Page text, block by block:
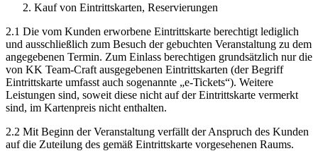
Kauf von Eintrittskarten, Reservierungen
2.1 Die vom Kunden erworbene Eintrittskarte berechtigt lediglich
und ausschließlich zum Besuch der gebuchten Veranstaltung zu dem
angegebenen Termin. Zum Einlass berechtigen grundsätzlich nur die
von KK Team-Craft ausgegebenen Eintrittskarten (der Begriff
Eintrittskarte umfasst auch sogenannte „e-Tickets“). Weitere
Leistungen sind, soweit diese nicht auf der Eintrittskarte vermerkt
sind, im Kartenpreis nicht enthalten.
2.2 Mit Beginn der Veranstaltung verfällt der Anspruch des Kunden
auf die Zuteilung des gemäß Eintrittskarte vorgesehenen Raums.